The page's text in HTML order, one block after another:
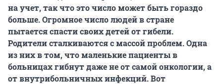
на учет, так что это число может быть гораздо
больше. Огромное число людей в стране
пытается спасти своих детей от гибели.
Родители сталкиваются с массой проблем. Одна
из них в том, что маленькие пациенты в
больницах гибнут даже не от самой онкологии, а
от внутрибольничных инфекций. Вот